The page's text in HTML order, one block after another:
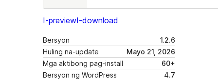
I-previewI-download
Bersyon
1.2.6
Huling na-update
Mayo 21, 2026
Mga aktibong pag-install
60+
Bersyon ng WordPress
4.7